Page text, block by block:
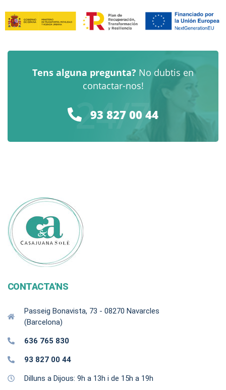
Tens alguna pregunta? No dubtis en
contactar-nos!
93 827 00 44
24/7
CONTACTA'NS
Passeig Bonavista, 73 - 08270 Navarcles
(Barcelona)
636 765 830
93 827 00 44
Dilluns a Dijous: 9h a 13h i de 15h a 19h